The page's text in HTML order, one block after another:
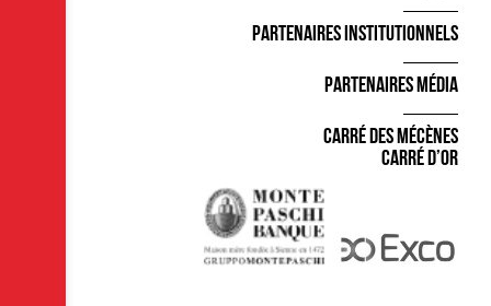
Partenaires Institutionnels
Partenaires Média
Carré des Mécènes
Carré d’Or